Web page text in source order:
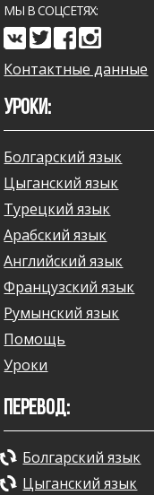
УРОКИ:
Болгарский язык
Цыганский язык
Турецкий язык
Арабский язык
Английский язык
Французский язык
Румынский язык
Помощь
Уроки
ПЕРЕВОД:
Болгарский язык
Цыганский язык
МЫ В СОЦСЕТЯХ:
Контактные данные